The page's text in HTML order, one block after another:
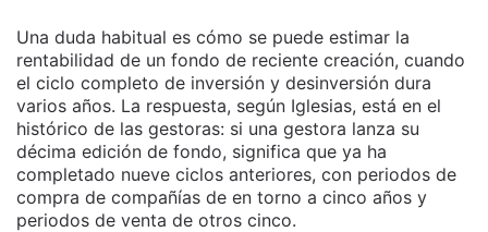
Una duda habitual es cómo se puede estimar la
rentabilidad de un fondo de reciente creación, cuando
el ciclo completo de inversión y desinversión dura
varios años. La respuesta, según Iglesias, está en el
histórico de las gestoras: si una gestora lanza su
décima edición de fondo, significa que ya ha
completado nueve ciclos anteriores, con periodos de
compra de compañías de en torno a cinco años y
periodos de venta de otros cinco.